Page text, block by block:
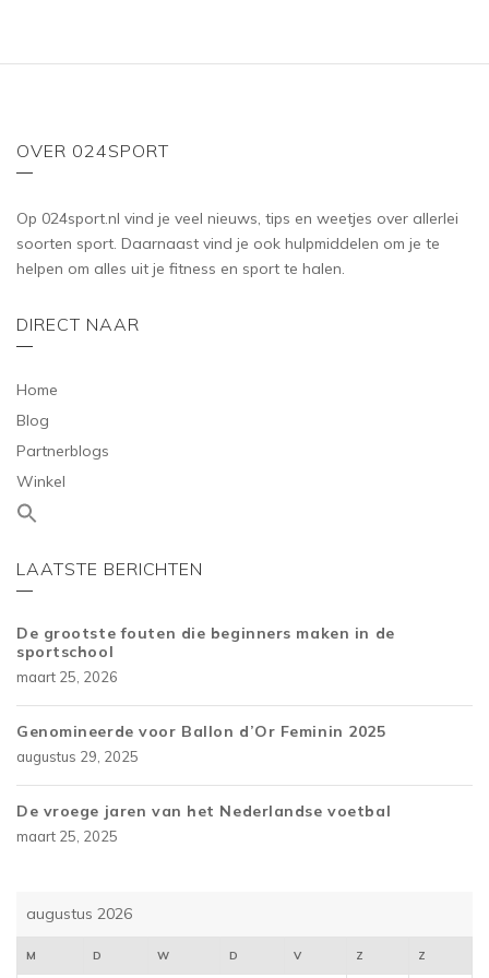
OVER 024SPORT
Op 024sport.nl vind je veel nieuws, tips en weetjes over allerlei
soorten sport. Daarnaast vind je ook hulpmiddelen om je te
helpen om alles uit je fitness en sport te halen.
DIRECT NAAR
Home
Blog
Partnerblogs
Winkel
LAATSTE BERICHTEN
De grootste fouten die beginners maken in de
sportschool
maart 25, 2026
Genomineerde voor Ballon d’Or Feminin 2025
augustus 29, 2025
De vroege jaren van het Nederlandse voetbal
maart 25, 2025
augustus 2026
M D W D V Z Z